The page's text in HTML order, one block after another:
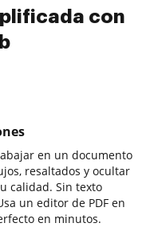
con
en un documento
resaltados y ocultar
calidad. Sin texto
un editor de PDF en
en minutos.